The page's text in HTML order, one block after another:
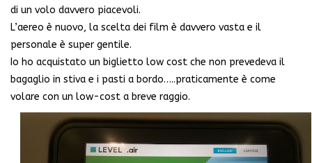
di un volo davvero piacevoli.
L’aereo è nuovo, la scelta dei film è davvero vasta e il
personale è super gentile.
Io ho acquistato un biglietto low cost che non prevedeva il
bagaglio in stiva e i pasti a bordo…..praticamente è come
volare con un low-cost a breve raggio.